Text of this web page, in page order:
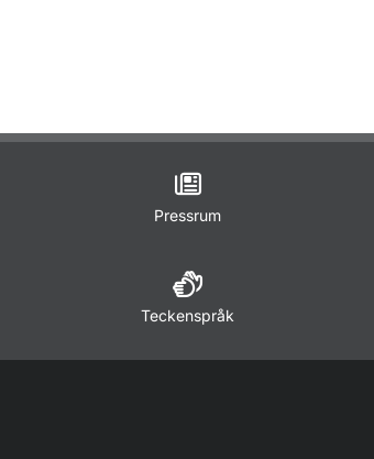
Pressrum
Teckenspråk